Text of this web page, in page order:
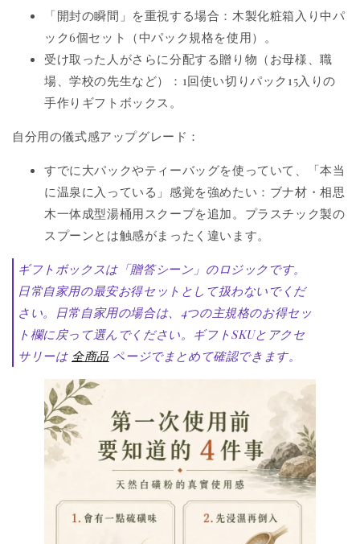
「開封の瞬間」を重視する場合：木製化粧箱入り中パ
ック6個セット（中パック規格を使用）。
受け取った人がさらに分配する贈り物（お母様、職
場、学校の先生など）：1回使い切りパック15入りの
手作りギフトボックス。
自分用の儀式感アップグレード：
すでに大パックやティーバッグを使っていて、「本当
に温泉に入っている」感覚を強めたい：ブナ材・相思
木一体成型湯桶用スクープを追加。プラスチック製の
スプーンとは触感がまったく違います。
ギフトボックスは「贈答シーン」のロジックです。
日常自家用の最安お得セットとして扱わないでくだ
さい。日常自家用の場合は、4つの主規格のお得セッ
ト欄に戻って選んでください。ギフトSKUとアクセ
サリーは 全商品 ページでまとめて確認できます。